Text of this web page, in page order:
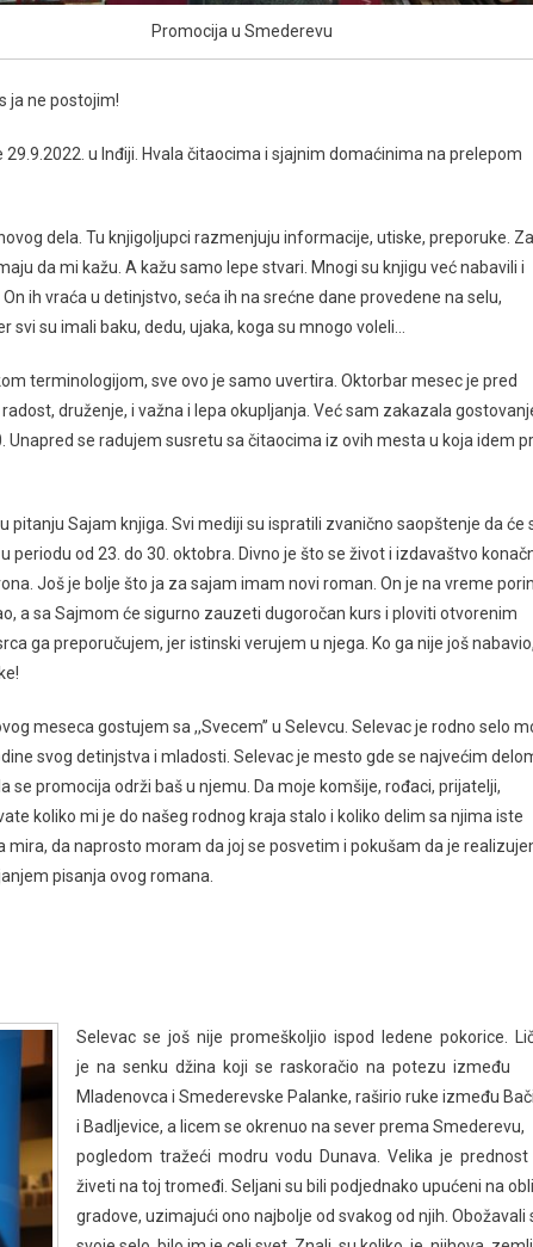
Promocija u Smederevu
ja ne postojim!
u Inđiji. Hvala čitaocima i sjajnim domaćinima na prelepom
dela. Tu knjigoljupci razmenjuju informacije, utiske, preporuke.
da mi kažu. A kažu samo lepe stvari. Mnogi su knjigu već nabavili i
ih vraća u detinjstvo, seća ih na srećne dane provedene na selu,
su imali baku, dedu, ujaka, koga su mnogo voleli…
terminologijom, sve ovo je samo uvertira. Oktorbar mesec je pred
druženje, i važna i lepa okupljanja. Već sam zakazala
Unapred se radujem susretu sa čitaocima iz ovih mesta u koja idem
pitanju Sajam knjiga. Svi mediji su ispratili zvanično saopštenje da će
periodu od 23. do 30. oktobra. Divno je što se život i izdavaštvo
Još je bolje što ja za sajam imam novi roman. On je na vreme
a sa Sajmom će sigurno zauzeti dugoročan kurs i ploviti otvorenim
ga preporučujem, jer istinski verujem u njega. Ko ga nije još nabavio,
meseca gostujem sa ,,Svecem’’ u Selevcu. Selevac je rodno selo
svog detinjstva i mladosti. Selevac je mesto gde se najvećim
promocija održi baš u njemu. Da moje komšije, rođaci, prijatelji,
koliko mi je do našeg rodnog kraja stalo i koliko delim sa njima iste
mira, da naprosto moram da joj se posvetim i pokušam da je
pisanja ovog romana.
Selevac se još nije promeškoljio ispod ledene pokorice.
je na senku džina koji se raskoračio na potezu između
Mladenovca i Smederevske Palanke, raširio ruke između
i Badljevice, a licem se okrenuo na sever prema Smederevu,
pogledom tražeći modru vodu Dunava. Velika je prednost
živeti na toj tromeđi. Seljani su bili podjednako upućeni na
gradove, uzimajući ono najbolje od svakog od njih. Obožavali